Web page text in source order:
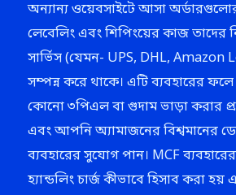
অন্যান্য ওয়েবসাইটে আসা
লেবেলিং এবং শিপিংয়ের কাজ তাদের
সার্ভিস (যেমন- UPS, DHL, Amazon
সম্পন্ন করে থাকে। এটি ব্যবহারের
কোনো ৩পিএল বা গুদাম ভাড়া করার
এবং আপনি অ্যামাজনের বিশ্বমানের
ব্যবহারের সুযোগ পান। MCF ব্যবহারের
হ্যান্ডলিং চার্জ কীভাবে হিসাব করা